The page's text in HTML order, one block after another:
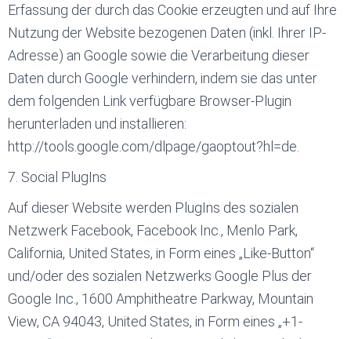
Erfassung der durch das Cookie erzeugten und auf Ihre
Nutzung der Website bezogenen Daten (inkl. Ihrer IP-
Adresse) an Google sowie die Verarbeitung dieser
Daten durch Google verhindern, indem sie das unter
dem folgenden Link verfügbare Browser-Plugin
herunterladen und installieren:
http://tools.google.com/dlpage/gaoptout?hl=de.
7. Social PlugIns
Auf dieser Website werden PlugIns des sozialen
Netzwerk Facebook, Facebook Inc., Menlo Park,
California, United States, in Form eines „Like-Button“
und/oder des sozialen Netzwerks Google Plus der
Google Inc., 1600 Amphitheatre Parkway, Mountain
View, CA 94043, United States, in Form eines „+1-